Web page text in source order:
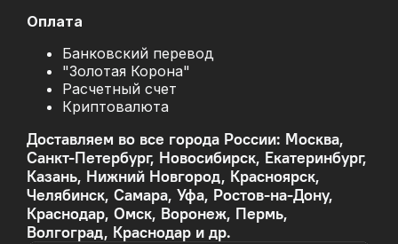
Оплата
Банковский перевод
"Золотая Корона"
Расчетный счет
Криптовалюта
Доставляем во все города России: Москва,
Санкт-Петербург, Новосибирск, Екатеринбург,
Казань, Нижний Новгород, Красноярск,
Челябинск, Самара, Уфа, Ростов-на-Дону,
Краснодар, Омск, Воронеж, Пермь,
Волгоград, Краснодар и др.